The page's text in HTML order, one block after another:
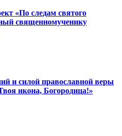
«По следам святого
священномученику
и силой православной веры
икона, Богородица!»